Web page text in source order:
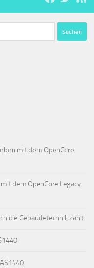
mit dem OpenCore
dem OpenCore Legacy
die Gebäudetechnik zählt